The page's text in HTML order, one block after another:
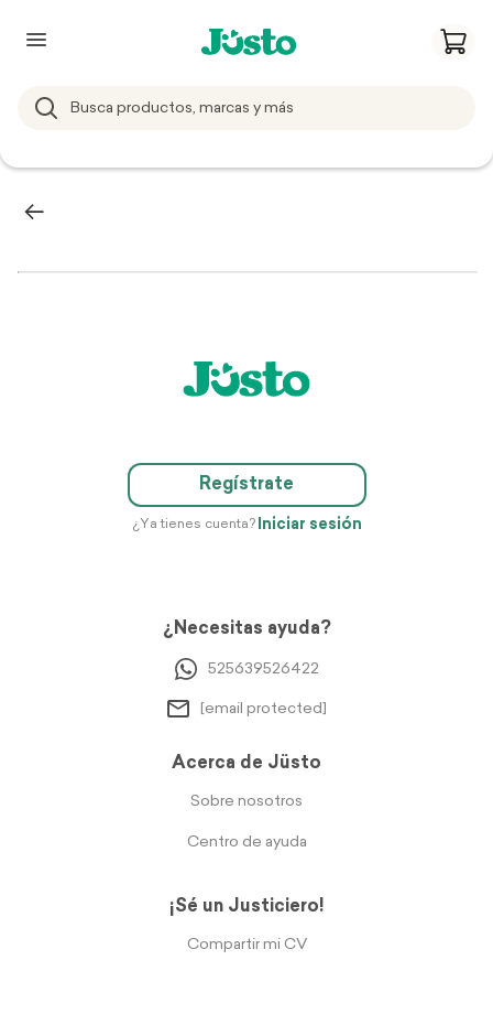
Regístrate
¿Ya tienes cuenta? Iniciar sesión
¿Necesitas ayuda?
525639526422
[email protected]
Acerca de Jüsto
Sobre nosotros
Centro de ayuda
¡Sé un Justiciero!
Compartir mi CV